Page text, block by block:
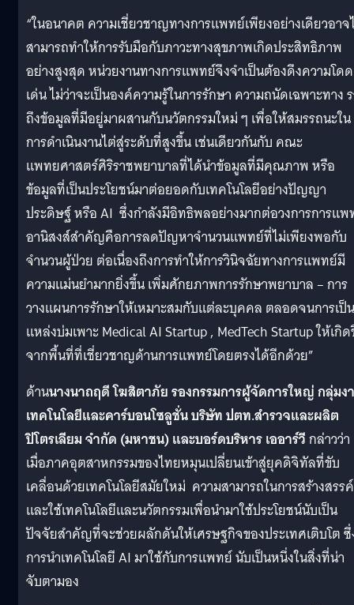
“ในอนาคต ความเชี่ยวชาญทางการแพทย์เพียงอย่างเดียวอาจ
สามารถทำให้การรับมือกับภาวะทางสุขภาพเกิดประสิทธิภาพ
อย่างสูงสุด หน่วยงานทางการแพทย์จึงจำเป็นต้องดึงความโดด
เด่น ไม่ว่าจะเป็นองค์ความรู้ในการรักษา ความถนัดเฉพาะทาง
ถึงข้อมูลที่มีอยู่มาผสานกับนวัตกรรมใหม่ ๆ เพื่อให้สมรรถนะใน
การดำเนินงานไต่สู่ระดับที่สูงขึ้น เช่นเดียวกันกับ คณะ
แพทยศาสตร์ศิริราชพยาบาลที่ได้นำข้อมูลที่มีคุณภาพ หรือ
ข้อมูลที่เป็นประโยชน์มาต่อยอดกับเทคโนโลยีอย่างปัญญา
ประดิษฐ์ หรือ AI ซึ่งกำลังมีอิทธิพลอย่างมากต่อวงการการแ
อานิสงส์สำคัญคือการลดปัญหาจำนวนแพทย์ที่ไม่เพียงพอกับ
จำนวนผู้ป่วย ต่อเนื่องถึงการทำให้การวินิจฉัยทางการแพทย์มี
ความแม่นยำมากยิ่งขึ้น เพิ่มศักยภาพการรักษาพยาบาล – การ
วางแผนการรักษาให้เหมาะสมกับแต่ละบุคคล ตลอดจนการเป็น
แหล่งบ่มเพาะ Medical AI Startup , MedTech Startup ให้เกิ
จากพื้นที่ที่เชี่ยวชาญด้านการแพทย์โดยตรงได้อีกด้วย”
ด้านนางนาถฤดี โฆสิตาภัย รองกรรมการผู้จัดการใหญ่ กลุ่มง
เทคโนโลยีและคาร์บอนโซลูชั่น บริษัท ปตท.สำรวจและผลิต
ปิโตรเลียม จำกัด (มหาชน) และบอร์ดบริหาร เออาร์วีกล่าวว่า
เมื่อภาคอุตสาหกรรมของไทยหมุนเปลี่ยนเข้าสู่ยุคดิจิทัลที่ขับ
เคลื่อนด้วยเทคโนโลยีสมัยใหม่ ความสามารถในการสร้างสรรค์
และใช้เทคโนโลยีและนวัตกรรมเพื่อนำมาใช้ประโยชน์นับเป็น
ปัจจัยสำคัญที่จะช่วยผลักดันให้เศรษฐกิจของประเทศเติบโต
การนำเทคโนโลยี AI มาใช้กับการแพทย์ นับเป็นหนึ่งในสิ่งที่น่า
จับตามอง